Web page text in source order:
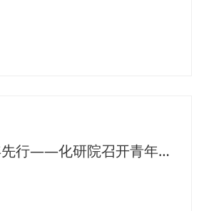
——化研院召开青年员工座谈会